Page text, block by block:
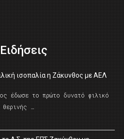
ισοπαλία η Ζάκυνθος με ΑΕΛ
έδωσε το πρώτο δυνατό φιλικό
…